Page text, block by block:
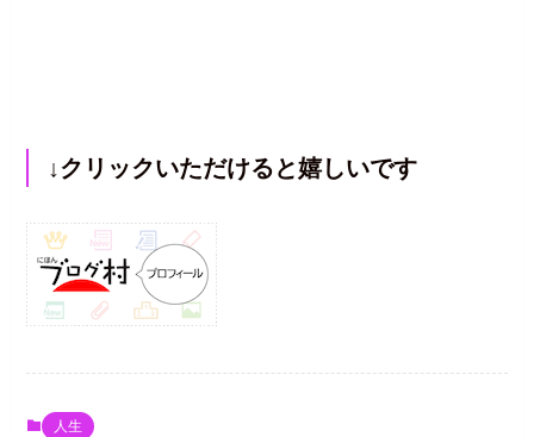
↓クリックいただけると嬉しいです
人生